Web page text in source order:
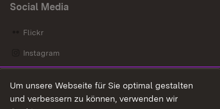
Social Media
Flickr
Instagram
Mastodon
Um unsere Webseite für Sie optimal gestalten
und verbessern zu können, verwenden wir